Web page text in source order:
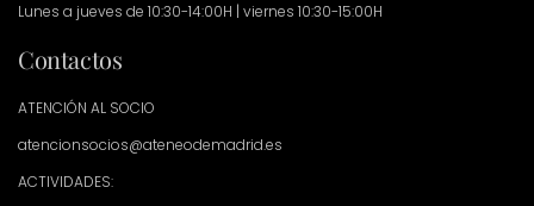
Lunes a jueves de 10:30-14:00H | viernes 10:30-15:00H
Contactos
ATENCIÓN AL SOCIO
atencionsocios@ateneodemadrid.es
ACTIVIDADES: